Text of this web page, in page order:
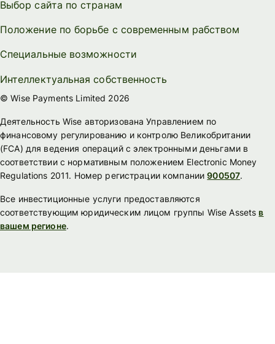
Выбор сайта по странам
Положение по борьбе с современным рабством
Специальные возможности
Интеллектуальная собственность
© Wise Payments Limited 2026
Деятельность Wise авторизована Управлением по
финансовому регулированию и контролю Великобритании
(FСА) для ведения операций с электронными деньгами в
соответствии с нормативным положением Electronic Money
Regulations 2011. Номер регистрации компании900507.
Все инвестиционные услуги предоставляются
соответствующим юридическим лицом группы Wise Assets в
вашем регионе.